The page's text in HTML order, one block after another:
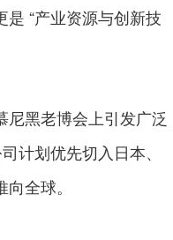
“产业资源与创新技
黑老博会上引发广泛
计划优先切入日本、
全球。